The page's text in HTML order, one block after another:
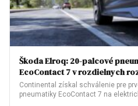
Škoda Elroq: 20-palcové
EcoContact 7 v rozdielnych
Continental získal schválenie pre
pneumatiky EcoContact 7 na